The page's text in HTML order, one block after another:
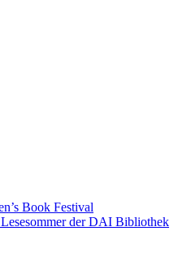
Book Festival
der DAI Bibliothek